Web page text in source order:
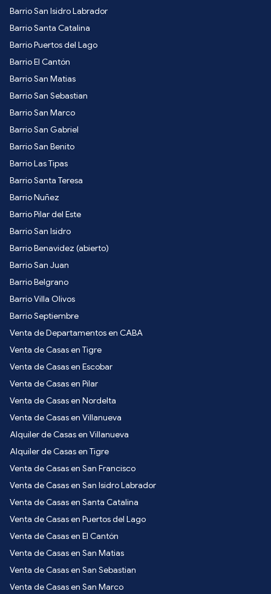
Barrio San Isidro Labrador
Barrio Santa Catalina
Barrio Puertos del Lago
Barrio El Cantón
Barrio San Matias
Barrio San Sebastian
Barrio San Marco
Barrio San Gabriel
Barrio San Benito
Barrio Las Tipas
Barrio Santa Teresa
Barrio Nuñez
Barrio Pilar del Este
Barrio San Isidro
Barrio Benavidez (abierto)
Barrio San Juan
Barrio Belgrano
Barrio Villa Olivos
Barrio Septiembre
Venta de Departamentos en CABA
Venta de Casas en Tigre
Venta de Casas en Escobar
Venta de Casas en Pilar
Venta de Casas en Nordelta
Venta de Casas en Villanueva
Alquiler de Casas en Villanueva
Alquiler de Casas en Tigre
Venta de Casas en San Francisco
Venta de Casas en San Isidro Labrador
Venta de Casas en Santa Catalina
Venta de Casas en Puertos del Lago
Venta de Casas en El Cantón
Venta de Casas en San Matias
Venta de Casas en San Sebastian
Venta de Casas en San Marco